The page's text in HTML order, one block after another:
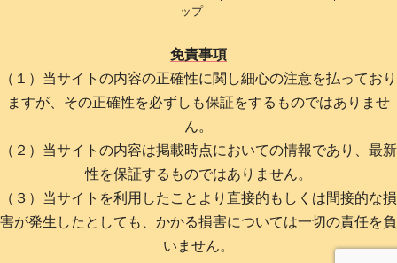
ップ
免責事項
（１）当サイトの内容の正確性に関し細心の注意を払っており
ますが、その正確性を必ずしも保証をするものではありませ
ん。
（２）当サイトの内容は掲載時点においての情報であり、最新
性を保証するものではありません。
（３）当サイトを利用したことより直接的もしくは間接的な損
害が発生したとしても、かかる損害については一切の責任を負
いません。